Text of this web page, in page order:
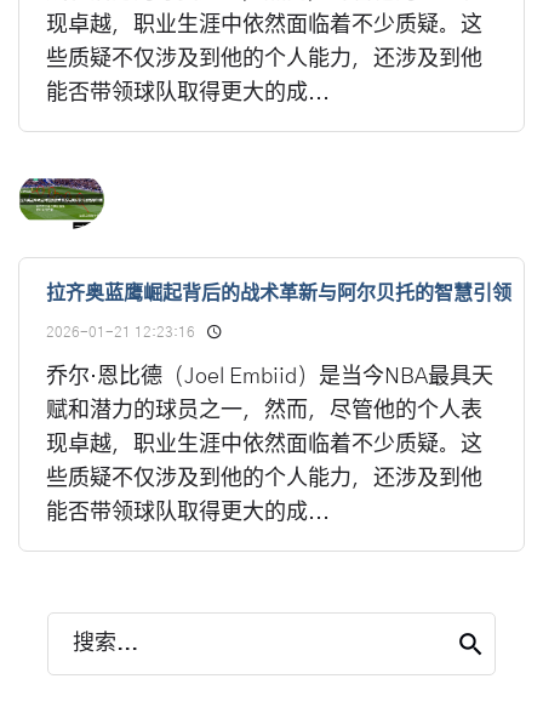
现卓越，职业生涯中依然面临着不少质疑。这
些质疑不仅涉及到他的个人能力，还涉及到他
能否带领球队取得更大的成...
拉齐奥蓝鹰崛起背后的战术革新与阿尔贝托的智慧引领
2026-01-21 12:23:16
乔尔·恩比德（Joel Embiid）是当今NBA最具天
赋和潜力的球员之一，然而，尽管他的个人表
现卓越，职业生涯中依然面临着不少质疑。这
些质疑不仅涉及到他的个人能力，还涉及到他
能否带领球队取得更大的成...
搜索...